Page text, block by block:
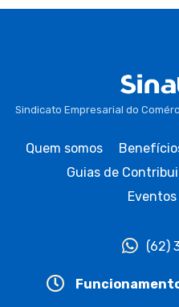
Sindicato Empresarial do
Quem somos
Guias de
(62)